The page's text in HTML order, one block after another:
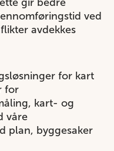
ved
avdekkes
for kart
for
kart- og
våre
plan, byggesaker